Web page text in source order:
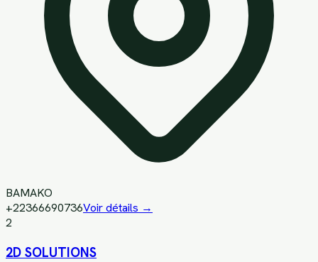
BAMAKO
+22366690736Voir détails →
2
2D SOLUTIONS